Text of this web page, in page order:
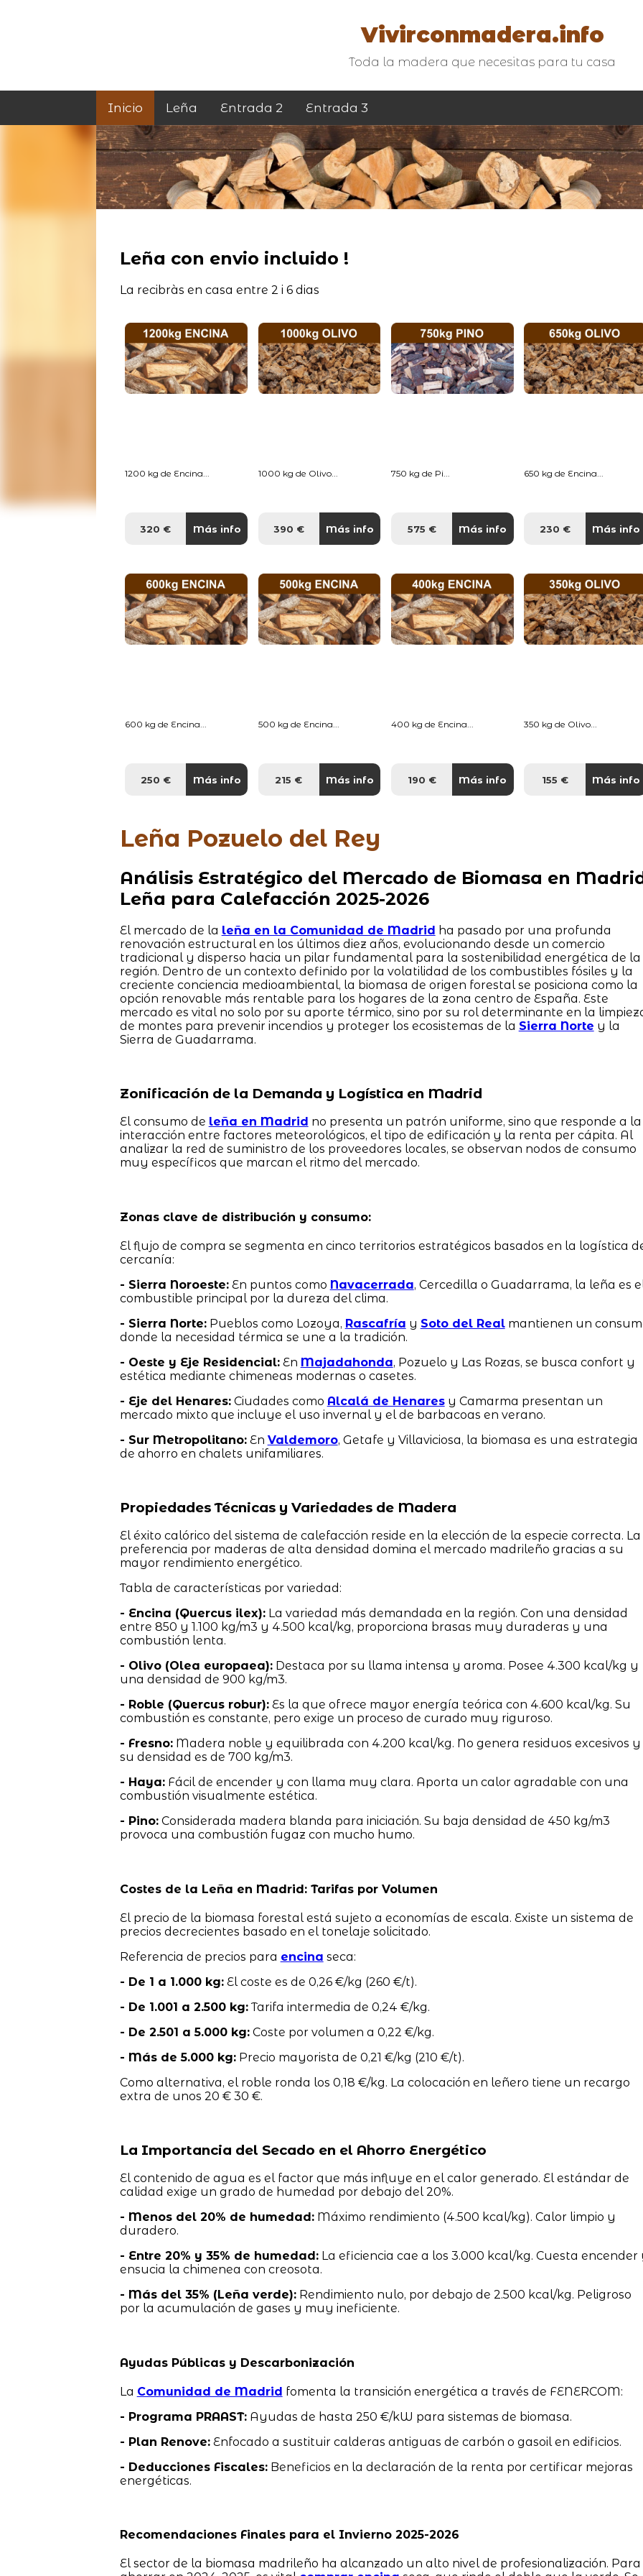
Vivirconmadera.info
Toda la madera que necesitas para tu casa
Inicio Leña Entrada 2 Entrada 3
Leña con envio incluido !
La recibràs en casa entre 2 i 6 dias
1200 kg de Encina...
320 € Más info
1000 kg de Olivo...
390 € Más info
750 kg de Pi...
575 € Más info
650 kg de Encina...
230 € Más info
600 kg de Encina...
250 € Más info
500 kg de Encina...
215 € Más info
400 kg de Encina...
190 € Más info
350 kg de Olivo...
155 € Más info
Leña Pozuelo del Rey
Análisis Estratégico del Mercado de Biomasa en
Leña para Calefacción 2025-2026
El mercado de la leña en la Comunidad de Madrid ha pasado por una profunda
renovación estructural en los últimos diez años, evolucionando desde un comercio
tradicional y disperso hacia un pilar fundamental para la sostenibilidad energética de la
región. Dentro de un contexto definido por la volatilidad de los combustibles fósiles y la
creciente conciencia medioambiental, la biomasa de origen forestal se posiciona como la
opción renovable más rentable para los hogares de la zona centro de España. Este
mercado es vital no solo por su aporte térmico, sino por su rol determinante en la
de montes para prevenir incendios y proteger los ecosistemas de la Sierra Norte y la
Sierra de Guadarrama.
Zonificación de la Demanda y Logística en Madrid
El consumo de leña en Madrid no presenta un patrón uniforme, sino que responde a la
interacción entre factores meteorológicos, el tipo de edificación y la renta per cápita. Al
analizar la red de suministro de los proveedores locales, se observan nodos de consumo
muy específicos que marcan el ritmo del mercado.
Zonas clave de distribución y consumo:
El flujo de compra se segmenta en cinco territorios estratégicos basados en la logística
cercanía:
- Sierra Noroeste:En puntos como Navacerrada, Cercedilla o Guadarrama, la leña es
combustible principal por la dureza del clima.
- Sierra Norte:Pueblos como Lozoya, Rascafría y Soto del Realmantienen un
donde la necesidad térmica se une a la tradición.
- Oeste y Eje Residencial:En Majadahonda, Pozuelo y Las Rozas, se busca confort y
estética mediante chimeneas modernas o casetes.
- Eje del Henares:Ciudades como Alcalá de Henaresy Camarma presentan un
mercado mixto que incluye el uso invernal y el de barbacoas en verano.
- Sur Metropolitano:En Valdemoro, Getafe y Villaviciosa, la biomasa es una estrategia
de ahorro en chalets unifamiliares.
Propiedades Técnicas y Variedades de Madera
El éxito calórico del sistema de calefacción reside en la elección de la especie correcta. La
preferencia por maderas de alta densidad domina el mercado madrileño gracias a su
mayor rendimiento energético.
Tabla de características por variedad:
- Encina (Quercus ilex):La variedad más demandada en la región. Con una densidad
entre 850 y 1.100 kg/m3 y 4.500 kcal/kg, proporciona brasas muy duraderas y una
combustión lenta.
- Olivo (Olea europaea):Destaca por su llama intensa y aroma. Posee 4.300 kcal/kg y
una densidad de 900 kg/m3.
- Roble (Quercus robur):Es la que ofrece mayor energía teórica con 4.600 kcal/kg. Su
combustión es constante, pero exige un proceso de curado muy riguroso.
- Fresno:Madera noble y equilibrada con 4.200 kcal/kg. No genera residuos excesivos y
su densidad es de 700 kg/m3.
- Haya:Fácil de encender y con llama muy clara. Aporta un calor agradable con una
combustión visualmente estética.
- Pino:Considerada madera blanda para iniciación. Su baja densidad de 450 kg/m3
provoca una combustión fugaz con mucho humo.
Costes de la Leña en Madrid: Tarifas por Volumen
El precio de la biomasa forestal está sujeto a economías de escala. Existe un sistema de
precios decrecientes basado en el tonelaje solicitado.
Referencia de precios para encina seca:
- De 1 a 1.000 kg:El coste es de 0,26 €/kg (260 €/t).
- De 1.001 a 2.500 kg:Tarifa intermedia de 0,24 €/kg.
- De 2.501 a 5.000 kg:Coste por volumen a 0,22 €/kg.
- Más de 5.000 kg:Precio mayorista de 0,21 €/kg (210 €/t).
Como alternativa, el roble ronda los 0,18 €/kg. La colocación en leñero tiene un recargo
extra de unos 20 € 30 €.
La Importancia del Secado en el Ahorro Energético
El contenido de agua es el factor que más influye en el calor generado. El estándar de
calidad exige un grado de humedad por debajo del 20%.
- Menos del 20% de humedad:Máximo rendimiento (4.500 kcal/kg). Calor limpio y
duradero.
- Entre 20% y 35% de humedad:La eficiencia cae a los 3.000 kcal/kg. Cuesta encender
ensucia la chimenea con creosota.
- Más del 35% (Leña verde):Rendimiento nulo, por debajo de 2.500 kcal/kg. Peligroso
por la acumulación de gases y muy ineficiente.
Ayudas Públicas y Descarbonización
La Comunidad de Madrid fomenta la transición energética a través de FENERCOM:
- Programa PRAAST:Ayudas de hasta 250 €/kW para sistemas de biomasa.
- Plan Renove:Enfocado a sustituir calderas antiguas de carbón o gasoil en edificios.
- Deducciones Fiscales:Beneficios en la declaración de la renta por certificar mejoras
energéticas.
Recomendaciones Finales para el Invierno 2025-2026
El sector de la biomasa madrileño ha alcanzado un alto nivel de profesionalización. Para